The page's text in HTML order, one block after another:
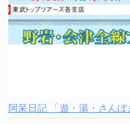
阿呆日記 「遊・湯・さんぽ